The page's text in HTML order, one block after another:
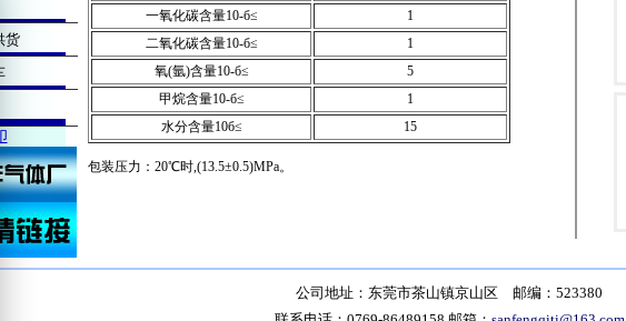
一氧化碳含量10-б≤
1
二氧化碳含量10-б≤
1
氧(氩)含量10-б≤
5
甲烷含量10-б≤
1
水分含量10б≤
15
包装压力：20℃时,(13.5±0.5)MPa。
货
公司地址：东莞市茶山镇京山区 邮编：523380